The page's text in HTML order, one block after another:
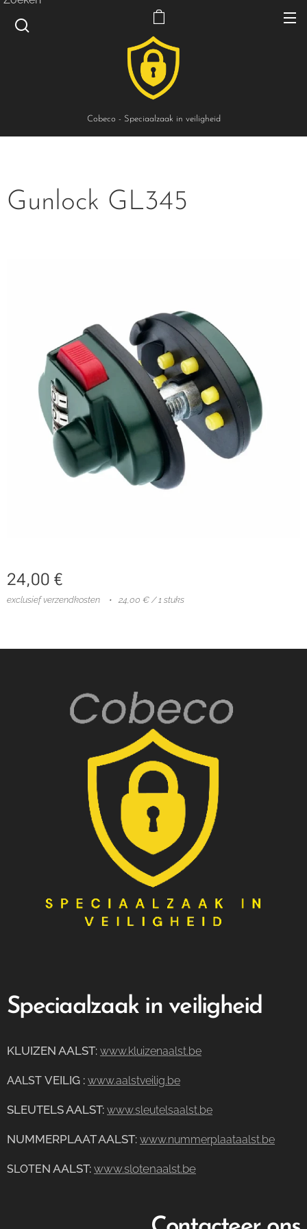
Cobeco - Speciaalzaak in veiligheid
Gunlock GL345
24,00 €
exclusief verzendkosten 24,00 € / 1 stuks
Speciaalzaak in veiligheid
KLUIZEN AALST: www.kluizenaalst.be
AALST VEILIG : www.aalstveilig.be
SLEUTELS AALST: www.sleutelsaalst.be
NUMMERPLAAT AALST: www.nummerplaataalst.be
SLOTEN AALST: www.slotenaalst.be